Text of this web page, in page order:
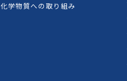
化学物質への取り組み